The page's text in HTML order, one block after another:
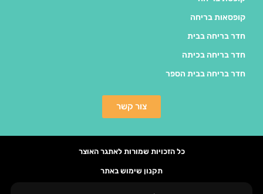
קופסאות בריחה
חדר בריחה בבית
חדר בריחה בכיתה
חדר בריחה בבית הספר
צור קשר
כל הזכויות שמורות לאתגר האוצר
תקנון שימוש באתר